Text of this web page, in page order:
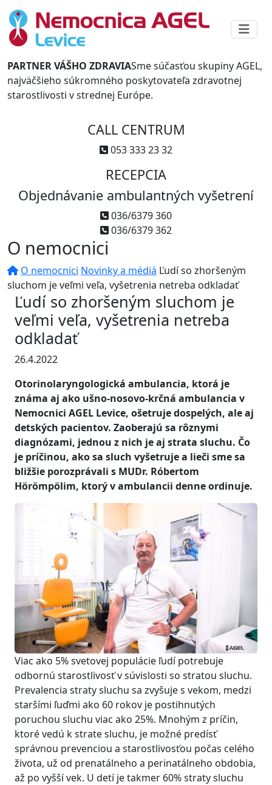
PARTNER VÁŠHO ZDRAVIASme súčasťou skupiny AGEL,
najväčšieho súkromného poskytovateľa zdravotnej
starostlivosti v strednej Európe.
CALL CENTRUM
053 333 23 32
RECEPCIA
Objednávanie ambulantných vyšetrení
036/6379 360
036/6379 362
O nemocnici
O nemocnici Novinky a médiá Ľudí so zhoršeným
sluchom je veľmi veľa, vyšetrenia netreba odkladať
Ľudí so zhoršeným sluchom je
veľmi veľa, vyšetrenia netreba
odkladať
26.4.2022
Otorinolaryngologická ambulancia, ktorá je
známa aj ako ušno-nosovo-krčná ambulancia v
Nemocnici AGEL Levice, ošetruje dospelých, ale aj
detských pacientov. Zaoberajú sa rôznymi
diagnózami, jednou z nich je aj strata sluchu. Čo
je príčinou, ako sa sluch vyšetruje a lieči sme sa
bližšie porozprávali s MUDr. Róbertom
Hӧrӧmpӧlim, ktorý v ambulancii denne ordinuje.
Viac ako 5% svetovej populácie ľudí potrebuje
odbornú starostlivosť v súvislosti so stratou sluchu.
Prevalencia straty sluchu sa zvyšuje s vekom, medzi
staršími ľuďmi ako 60 rokov je postihnutých
poruchou sluchu viac ako 25%. Mnohým z príčin,
ktoré vedú k strate sluchu, je možné predísť
správnou prevenciou a starostlivosťou počas celého
života, už od prenatálneho a perinatálneho obdobia,
až po vyšší vek. U detí je takmer 60% straty sluchu